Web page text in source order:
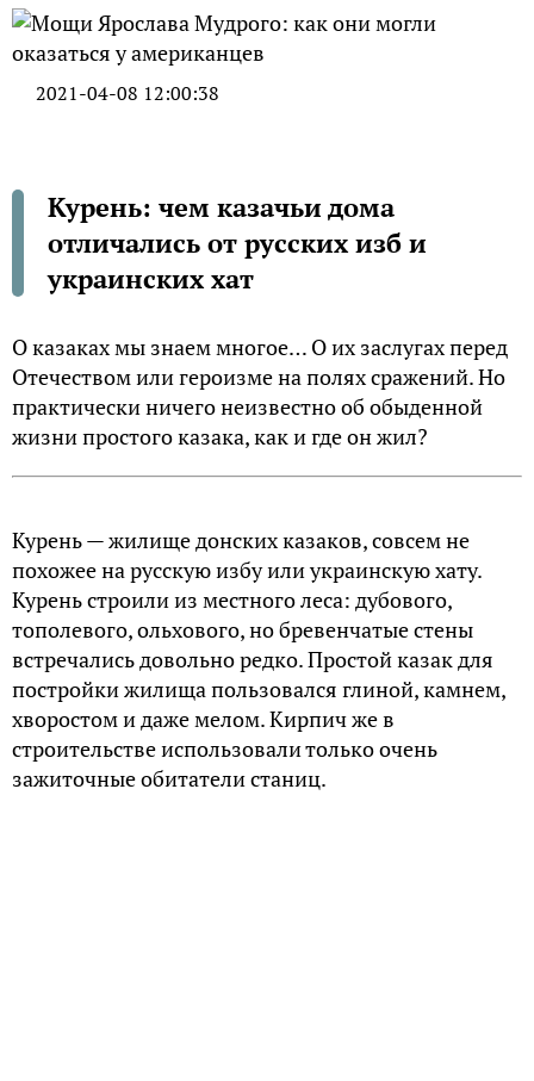
2021-04-08 12:00:38
Курень: чем казачьи дома
отличались от русских изб и
украинских хат
О казаках мы знаем многое… О их заслугах перед
Отечеством или героизме на полях сражений. Но
практически ничего неизвестно об обыденной
жизни простого казака, как и где он жил?
Курень — жилище донских казаков, совсем не
похожее на русскую избу или украинскую хату.
Курень строили из местного леса: дубового,
тополевого, ольхового, но бревенчатые стены
встречались довольно редко. Простой казак для
постройки жилища пользовался глиной, камнем,
хворостом и даже мелом. Кирпич же в
строительстве использовали только очень
зажиточные обитатели станиц.